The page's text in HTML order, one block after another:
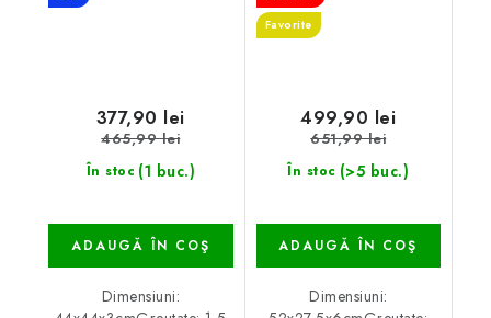
În stoc (1 buc.)
377,90 lei
465,99 lei
ADAUGĂ ÎN COŞ
Dimensiuni:
Favorite
În stoc (>5 buc.)
499,90 lei
651,99 lei
ADAUGĂ ÎN COŞ
Dimensiuni: